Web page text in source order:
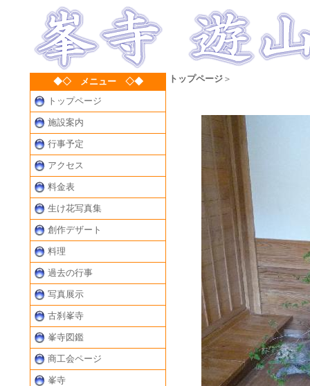
◆◇ メニュー ◇◆
トップページ
施設案内
行事予定
アクセス
料金表
生け花写真集
創作デザート
料理
過去の行事
写真展示
古刹峯寺
峯寺図鑑
商工会ページ
峯寺
トップページ ＞